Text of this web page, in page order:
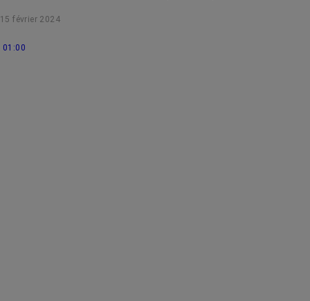
15 février 2024
01:00